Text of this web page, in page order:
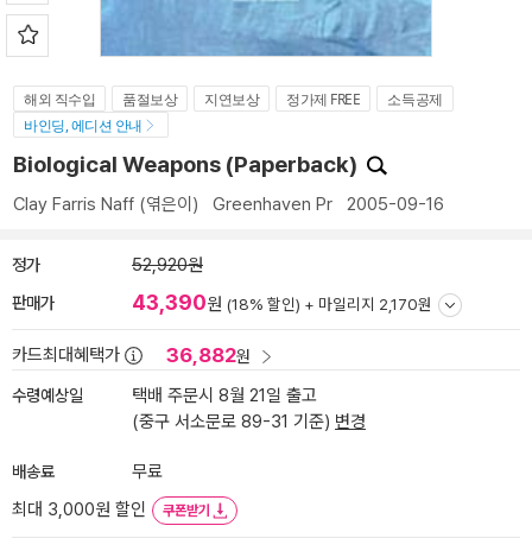
해외 직수입 품절보상 지연보상 정가제 FREE
소득공제
바인딩, 에디션 안내
Biological Weapons (Paperback)
Clay Farris Naff (엮은이) Greenhaven Pr 2005-09-16
정가 52,920원
판매가 43,390원 (18% 할인) + 마일리지 2,170원
카드최대혜택가 36,882원
수령예상일
택배 주문시 8월 21일 출고
(중구 서소문로 89-31 기준) 변경
배송료
무료
최대 3,000원 할인
쿠폰받기